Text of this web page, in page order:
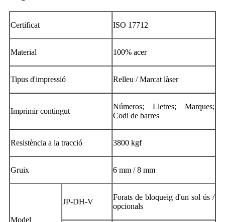
Certificat ISO 17712
Material 100% acer
Tipus d'impressió Relleu / Marcat làser
Imprimir contingut
Números; Lletres; Marques;
Codi de barres
Resistència a la tracció 3800 kgf
Gruix 6 mm / 8 mm
Model
JP-DH-V
Forats de bloqueig d'un sol ús /
opcionals